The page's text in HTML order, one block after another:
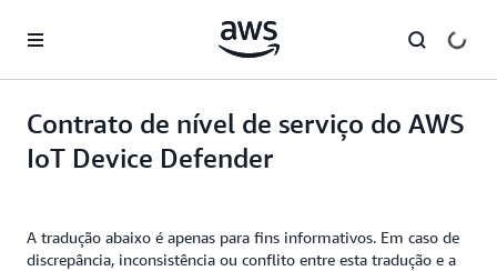
Pular para o conteúdo principal
Contrato de nível de serviço do AWS
IoT Device Defender
A tradução abaixo é apenas para fins informativos. Em caso de
discrepância, inconsistência ou conflito entre esta tradução e a